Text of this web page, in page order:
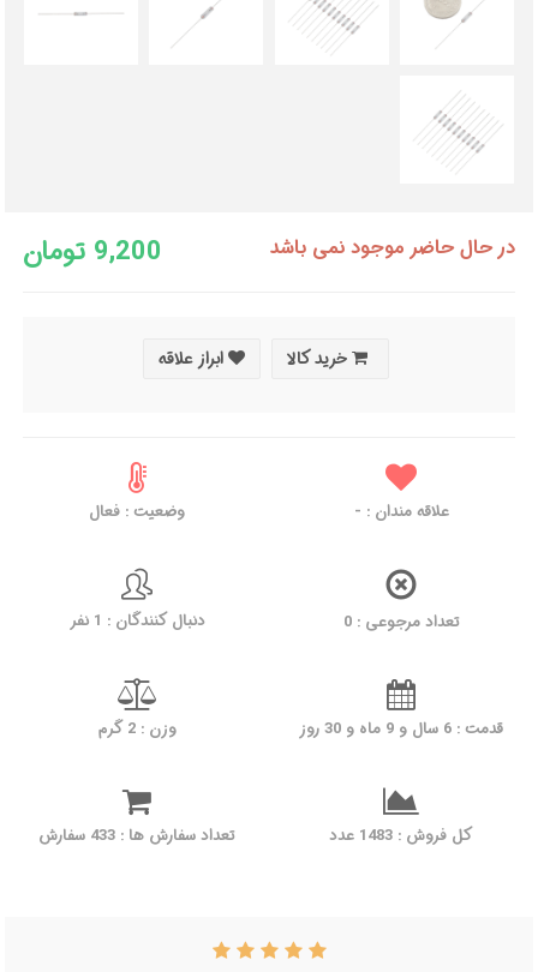
9,200 تومان در حال حاضر موجود نمی باشد
خرید کالا ابراز علاقه
علاقه مندان : - وضعیت : فعال
تعداد مرجوعی : 0 دنبال کنندگان : 1 نفر
قدمت : 6 سال و 9 ماه و 30 روز وزن : 2 گرم
کل فروش : 1483 عدد تعداد سفارش ها : 433 سفارش